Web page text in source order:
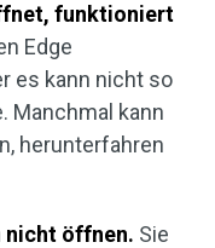
funktioniert
Edge
es kann nicht so
Manchmal kann
herunterfahren
nicht öffnen. Sie